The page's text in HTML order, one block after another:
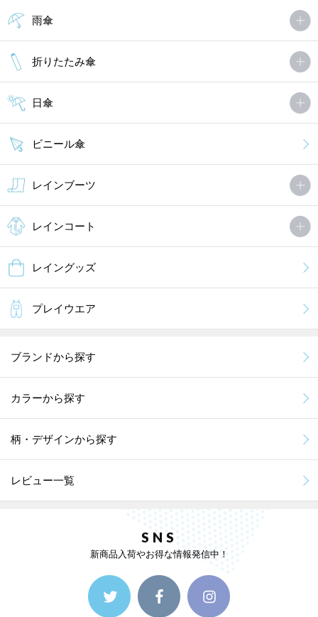
雨傘
折りたたみ傘
日傘
ビニール傘
レインブーツ
レインコート
レイングッズ
プレイウエア
ブランドから探す
カラーから探す
柄・デザインから探す
レビュー一覧
SNS
新商品入荷やお得な情報発信中！